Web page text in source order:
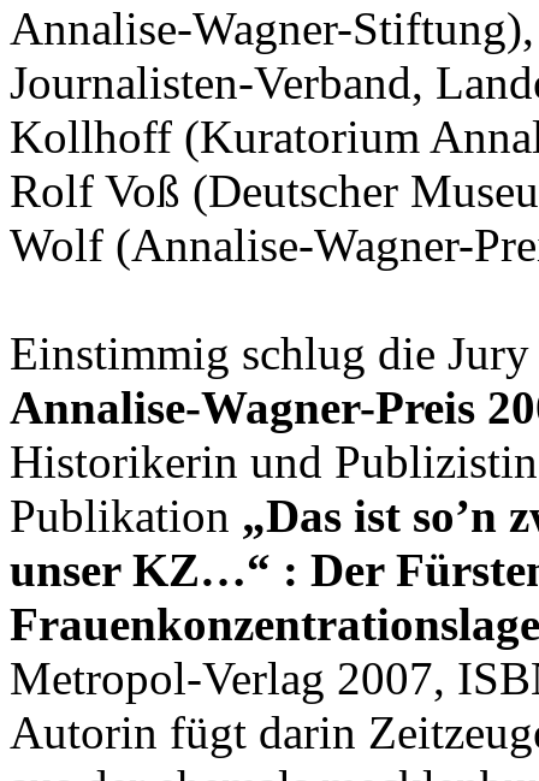
Annalise-Wagner-
Journalisten-Verband,
Kollhoff (Kuratorium
Rolf Voß (Deutscher
Wolf (Annalise-Wagner-
Einstimmig schlug die
Annalise-Wagner-Preis
Historikerin und
Publikation „Das ist so’n
unser KZ…“ : Der
Metropol-Verlag 2007,
Autorin fügt darin